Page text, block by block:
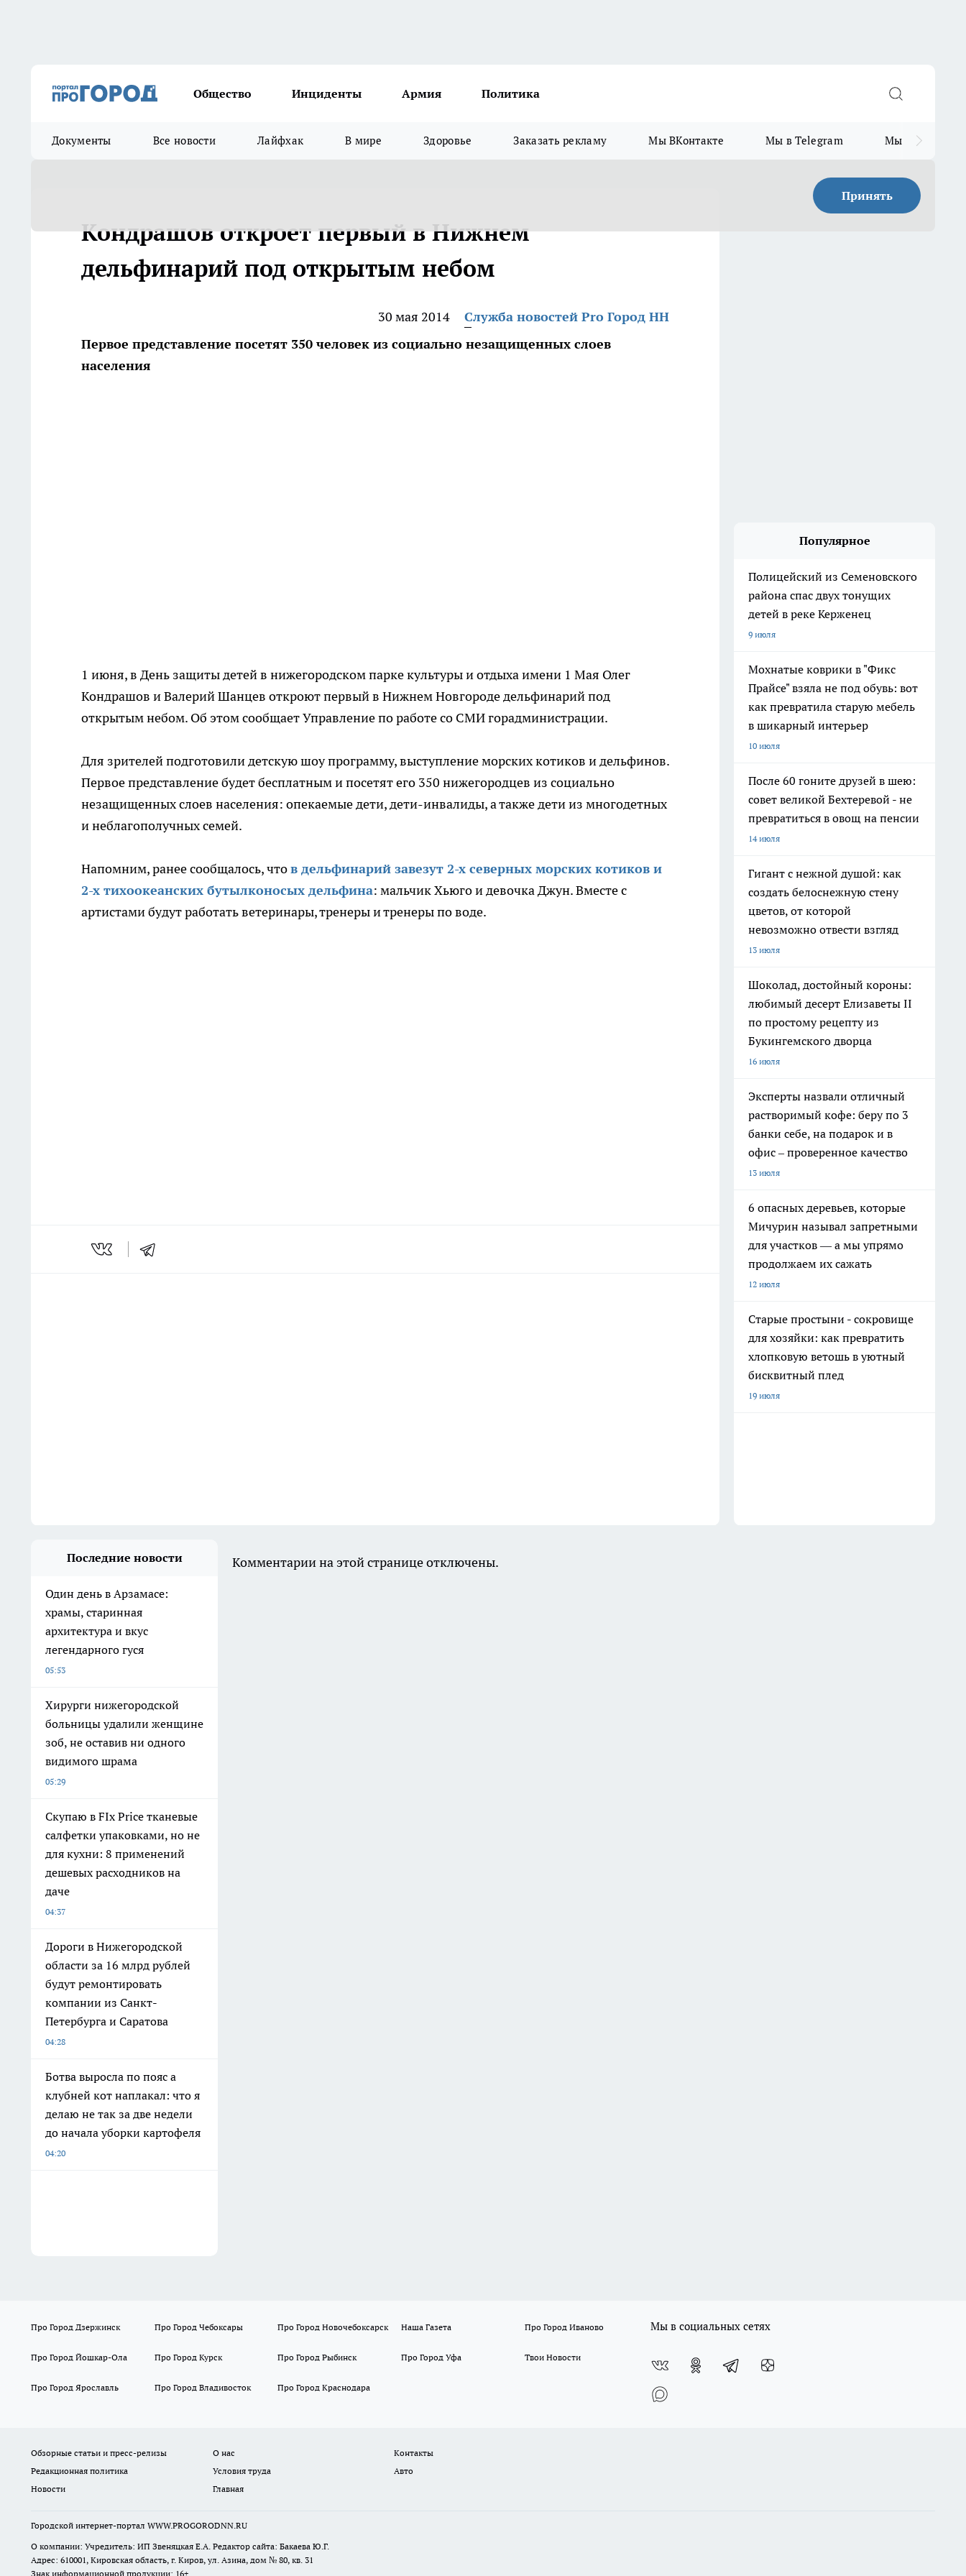
Общество Инциденты Армия Политика
Документы Все новости Лайфхак В мире Здоровье Заказать рекламу Мы ВКонтакте Мы в Telegram Мы в MAX
Принять
Кондрашов откроет первый в Нижнем
дельфинарий под открытым небом
30 мая 2014
Служба новостей Pro Город НН
Первое представление посетят 350 человек из социально незащищенных слоев
населения
1 июня, в День защиты детей в нижегородском парке культуры и отдыха имени 1 Мая Олег
Кондрашов и Валерий Шанцев откроют первый в Нижнем Новгороде дельфинарий под
открытым небом. Об этом сообщает Управление по работе со СМИ горадминистрации.
Для зрителей подготовили детскую шоу программу, выступление морских котиков и дельфинов.
Первое представление будет бесплатным и посетят его 350 нижегородцев из социально
незащищенных слоев населения: опекаемые дети, дети-инвалиды, а также дети из многодетных
и неблагополучных семей.
Напомним, ранее сообщалось, чтов дельфинарий завезут 2-х северных морских котиков и
2-х тихоокеанских бутылконосых дельфина: мальчик Хьюго и девочка Джун. Вместе с
артистами будут работать ветеринары, тренеры и тренеры по воде.
Популярное
Полицейский из Семеновского
района спас двух тонущих
детей в реке Керженец
9 июля
Мохнатые коврики в "Фикс
Прайсе" взяла не под обувь: вот
как превратила старую мебель
в шикарный интерьер
10 июля
После 60 гоните друзей в шею:
совет великой Бехтеревой - не
превратиться в овощ на пенсии
14 июля
Гигант с нежной душой: как
создать белоснежную стену
цветов, от которой
невозможно отвести взгляд
13 июля
Шоколад, достойный короны:
любимый десерт Елизаветы II
по простому рецепту из
Букингемского дворца
16 июля
Эксперты назвали отличный
растворимый кофе: беру по 3
банки себе, на подарок и в
офис – проверенное качество
13 июля
6 опасных деревьев, которые
Мичурин называл запретными
для участков — а мы упрямо
продолжаем их сажать
12 июля
Старые простыни - сокровище
для хозяйки: как превратить
хлопковую ветошь в уютный
бисквитный плед
19 июля
Последние новости
Один день в Арзамасе:
храмы, старинная
архитектура и вкус
легендарного гуся
05:53
Хирурги нижегородской
больницы удалили женщине
зоб, не оставив ни одного
видимого шрама
05:29
Скупаю в FIx Price тканевые
салфетки упаковками, но не
для кухни: 8 применений
дешевых расходников на
даче
04:37
Дороги в Нижегородской
области за 16 млрд рублей
будут ремонтировать
компании из Санкт-
Петербурга и Саратова
04:28
Ботва выросла по пояс а
клубней кот наплакал: что я
делаю не так за две недели
до начала уборки картофеля
04:20
Комментарии на этой странице отключены.
Про Город Дзержинск Про Город Чебоксары Про Город Новочебоксарск Наша Газета Про Город Иваново
Про Город Йошкар-Ола Про Город Курск Про Город Рыбинск Про Город Уфа Твои Новости
Про Город Ярославль Про Город Владивосток Про Город Краснодара
Мы в социальных сетях
Обзорные статьи и пресс-релизы О нас
Контакты
Редакционная политика
Условия труда
Авто
Новости
Главная
Городской интернет-портал WWW.PROGORODNN.RU
О компании: Учредитель: ИП Звеняцкая Е.А. Редактор сайта: Бакаева Ю.Г.
Адрес: 610001, Кировская область, г. Киров, ул. Азина, дом № 80, кв. 31
Знак информационной продукции: 16+